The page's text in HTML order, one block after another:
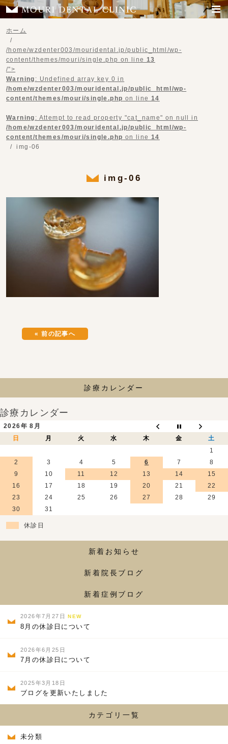
ホーム
/home/wzdenter003/mouridental.jp/public_html/wp-
content/themes/mouri/single.php on line 13
/">
Warning : Undefined array key 0 in
/home/wzdenter003/mouridental.jp/public_html/wp-
content/themes/mouri/single.php on line14
Warning : Attempt to read property "cat_name" on null in
/home/wzdenter003/mouridental.jp/public_html/wp-
content/themes/mouri/single.php on line14
img-06
img-06
« 前の記事へ
診療カレンダー
診療カレンダー
2026年 8月
日
月 火 水 木 金
土
1
2
3 4 5 6 7
8
9
10 11 12 13 14
15
16
17 18 19 20 21
22
23
24 25 26 27 28
29
30
31
休診日
新着お知らせ
新着院長ブログ
新着症例ブログ
2026年7月27日NEW
8月の休診日について
2026年6月25日
7月の休診日について
2025年3月18日
ブログを更新いたしました
カテゴリ一覧
未分類